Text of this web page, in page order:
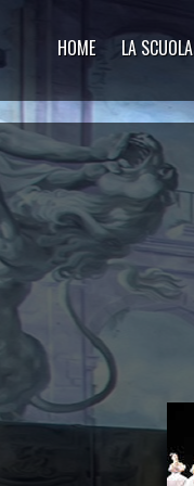
HOME LA SCUOLA